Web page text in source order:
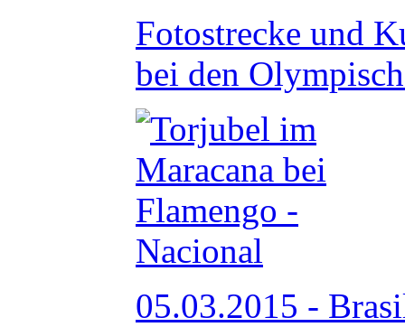
Fotostrecke und
bei den
05.03.2015 -